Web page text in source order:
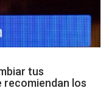
tus
recomiendan los